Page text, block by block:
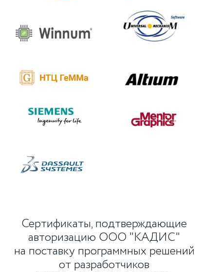
Сертификаты, подтверждающие
авторизацию ООО "КАДИС"
на поставку программных решений
от разработчиков